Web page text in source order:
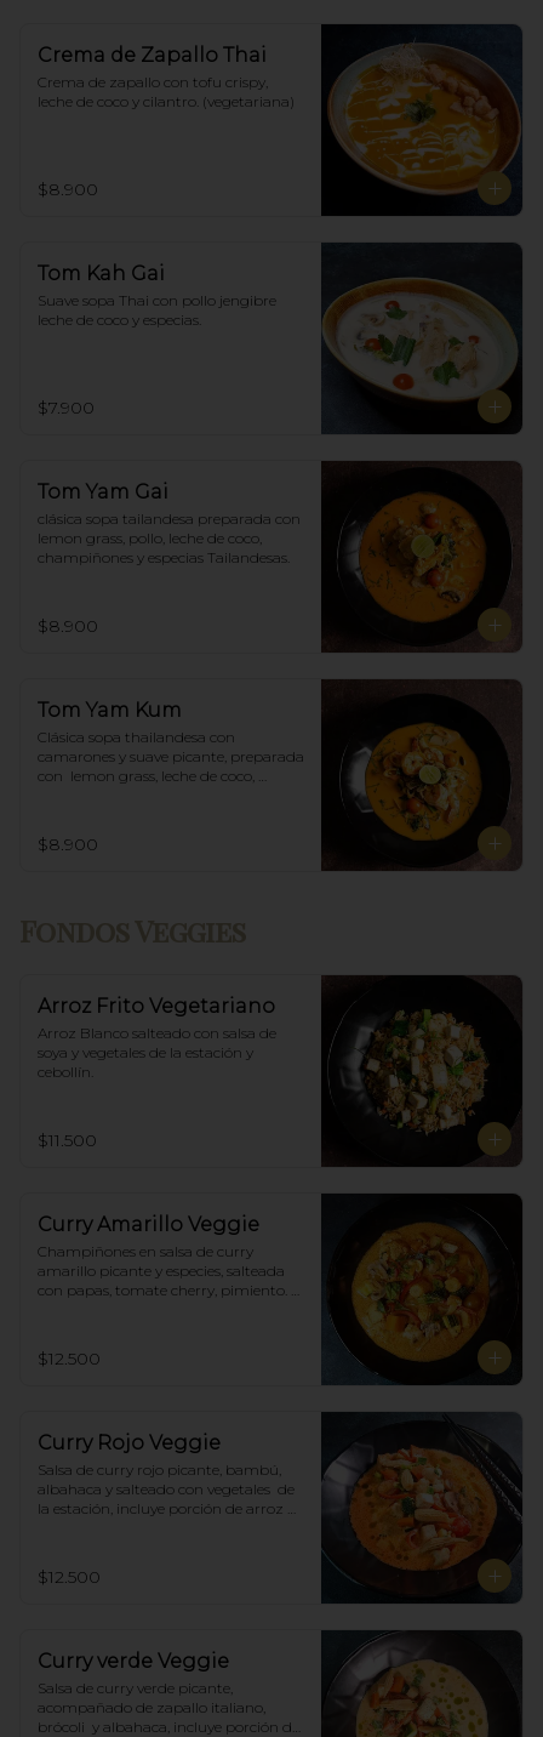
Crema de Zapallo Thai
Crema de zapallo con tofu crispy,
leche de coco y cilantro. (vegetariana)
$8.900
Tom Kah Gai
Suave sopa Thai con pollo jengibre
leche de coco y especias.
$7.900
Tom Yam Gai
clásica sopa tailandesa preparada con
lemon grass, pollo, leche de coco,
champiñones y especias Tailandesas.
$8.900
Tom Yam Kum
Clásica sopa thailandesa con
camarones y suave picante, preparada
con  lemon grass, leche de coco,
$8.900
Arroz Frito Vegetariano
Arroz Blanco salteado con salsa de
soya y vegetales de la estación y
cebollín.
$11.500
Curry Amarillo Veggie
Champiñones en salsa de curry
amarillo picante y especies, salteada
con papas, tomate cherry, pimiento.
$12.500
Curry Rojo Veggie
Salsa de curry rojo picante, bambú,
albahaca y salteado con vegetales  de
la estación, incluye porción de arroz
$12.500
Curry verde Veggie
Salsa de curry verde picante,
acompañado de zapallo italiano,
brócoli  y albahaca, incluye porción de